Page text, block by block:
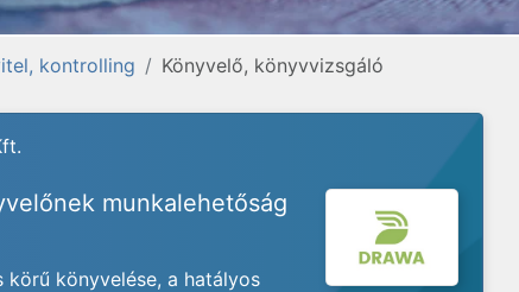
kontrolling Könyvelő, könyvvizsgáló
munkalehetőság
könyvelése, a hatályos